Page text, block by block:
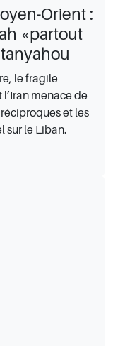
Orient :
«partout
le fragile
menace de
et les
sur le Liban.